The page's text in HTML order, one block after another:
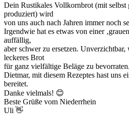
Dein Rustikales Vollkornbrot (mit selbst
produziert) wird
von uns auch nach Jahren immer noch
Irgendwie hat es etwas von einer
auffällig,
aber schwer zu ersetzen. Unverzichtbar,
leckeres Brot
für ganz vielfältige Beläge zu bevorraten.
Dietmar, mit diesem Rezeptes hast uns
bereitet.
Danke vielmals! 😊
Beste Grüße vom Niederrhein
Uli 👋